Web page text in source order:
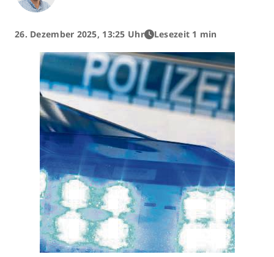
26. Dezember 2025, 13:25 Uhr Lesezeit 1 min